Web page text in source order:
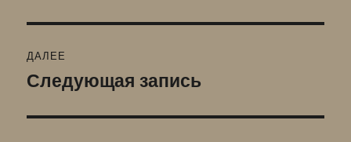
ДАЛЕЕ
Следующая
Следующая запись